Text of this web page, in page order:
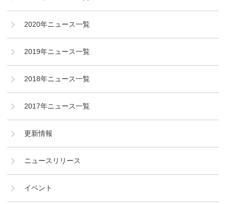
2020年ニュース一覧
2019年ニュース一覧
2018年ニュース一覧
2017年ニュース一覧
更新情報
ニュースリリース
イベント